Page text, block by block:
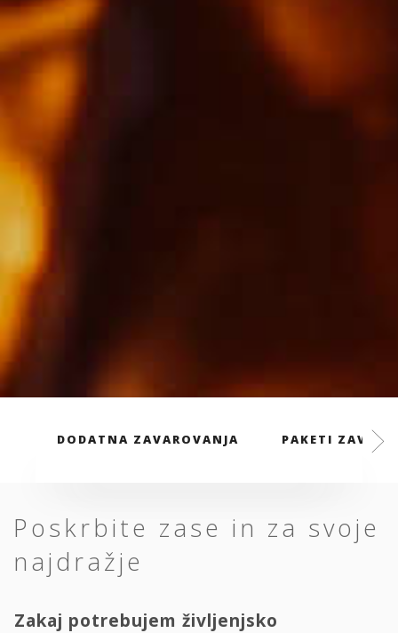
DODATNA ZAVAROVANJA PAKETI
Poskrbite zase in za svoje
najdražje
Zakaj potrebujem življenjsko